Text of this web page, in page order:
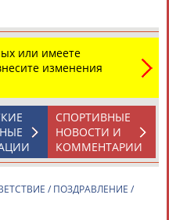
АБДУЛАЕВ
Загалав
АБДУЛБЕКОВ
или имеете
изменения
СПОРТИВНЫЕ
НОВОСТИ И
КОММЕНТАРИИ
/ ПОЗДРАВЛЕНИЕ /